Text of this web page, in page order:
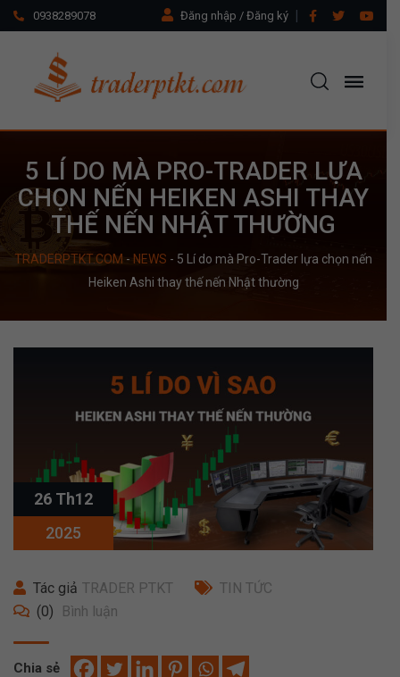
0938289078 Đăng nhập / Đăng ký
5 LÍ DO MÀ PRO-TRADER LỰA
CHỌN NẾN HEIKEN ASHI THAY
THẾ NẾN NHẬT THƯỜNG
TRADERPTKT.COM - NEWS - 5 Lí do mà Pro-Trader lựa chọn nến
Heiken Ashi thay thế nến Nhật thường
26 Th12
2025
Tác giả TRADER PTKT
TIN TỨC
(0)
Bình luận
Chia sẻ